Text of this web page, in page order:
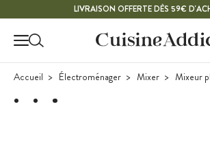
LIVRAISON OFFERTE DÈS 59€
Accueil Électroménager Mixer Mixeur